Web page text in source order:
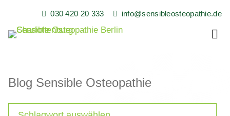
content
030 420 20 333 info@sensibleosteopathie.de
Heilpraxis, Florian
Buchmüller
Blog Sensible Osteopathie